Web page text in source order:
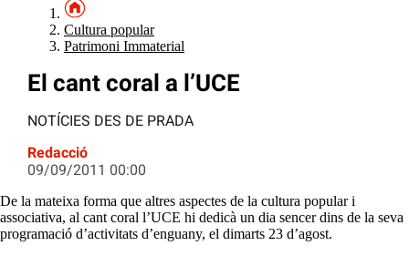
Cultura popular
Patrimoni Immaterial
El cant coral a l’UCE
NOTÍCIES DES DE PRADA
Redacció
09/09/2011 00:00
De la mateixa forma que altres aspectes de la cultura popular i
associativa, al cant coral l’UCE hi dedicà un dia sencer dins de la seva
programació d’activitats d’enguany, el dimarts 23 d’agost.